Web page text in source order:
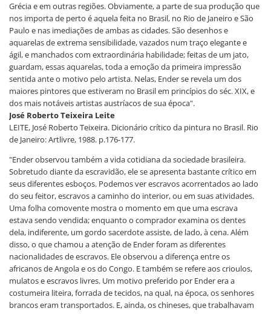
Grécia e em outras regiões. Obviamente, a parte de sua produção que
nos importa de perto é aquela feita no Brasil, no Rio de Janeiro e São
Paulo e nas imediações de ambas as cidades. São desenhos e
aquarelas de extrema sensibilidade, vazados num traço elegante e
ágil, e manchados com extraordinária habilidade; feitas de um jato,
guardam, essas aquarelas, toda a emoção da primeira impressão
sentida ante o motivo pelo artista. Nelas, Ender se revela um dos
maiores pintores que estiveram no Brasil em princípios do séc. XIX, e
dos mais notáveis artistas austríacos de sua época".
José Roberto Teixeira Leite
LEITE, José Roberto Teixeira. Dicionário crítico da pintura no Brasil. Rio
de Janeiro: Artlivre, 1988. p.176-177.
"Ender observou também a vida cotidiana da sociedade brasileira.
Sobretudo diante da escravidão, ele se apresenta bastante crítico em
seus diferentes esboços. Podemos ver escravos acorrentados ao lado
do seu feitor, escravos a caminho do interior, ou em suas atividades.
Uma folha comovente mostra o momento em que uma escrava
estava sendo vendida; enquanto o comprador examina os dentes
dela, indiferente, um gordo sacerdote assiste, de lado, à cena. Além
disso, o que chamou a atenção de Ender foram as diferentes
nacionalidades de escravos. Ele observou a diferença entre os
africanos de Angola e os do Congo. E também se refere aos crioulos,
mulatos e escravos livres. Um motivo preferido por Ender era a
costumeira liteira, forrada de tecidos, na qual, na época, os senhores
brancos eram transportados. E, ainda, os chineses, que trabalhavam